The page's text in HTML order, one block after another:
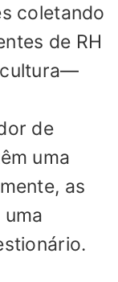
coletando
de RH
cultura—
de
uma
as